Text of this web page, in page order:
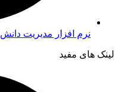
نرم افزار مدیریت دانش
لینک های مفید